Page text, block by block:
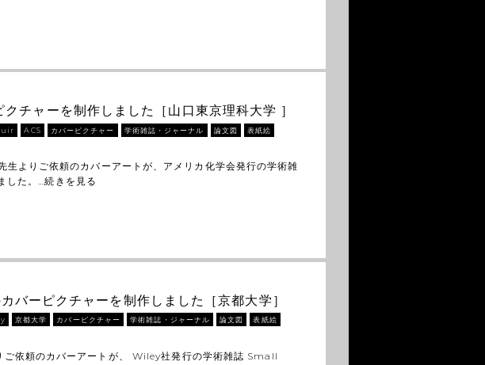
ャーを制作しました［山口東京理科大学 ］
ACS カバーピクチャー 学術雑誌・ジャーナル 論文図
表紙絵
よりご依頼のカバーアートが、アメリカ化学会発行の学術雑
した。…続きを見る
ーピクチャーを制作しました［京都大学］
京都大学 カバーピクチャー 学術雑誌・ジャーナル 論文図
表紙絵
ご依頼のカバーアートが、 Wiley社発行の学術雑誌 Small